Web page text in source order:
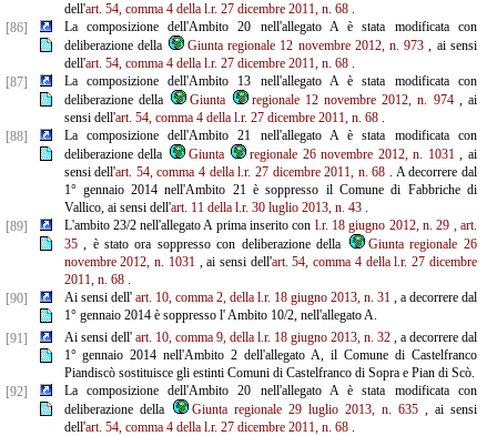
dell'art. 54, comma 4 della l.r. 27 dicembre 2011, n. 68.
[86]
La composizione dell'Ambito 20 nell'allegato A è stata modificata con
deliberazione della
Giunta regionale 12 novembre 2012, n. 973 , ai sensi
dell'art. 54, comma 4 della l.r. 27 dicembre 2011, n. 68.
[87]
La composizione dell'Ambito 13 nell'allegato A è stata modificata con
deliberazione della
Giunta regionale 12 novembre 2012, n. 974, ai
sensi dell'art. 54, comma 4 della l.r. 27 dicembre 2011, n. 68.
[88]
La composizione dell'Ambito 21 nell'allegato A è stata modificata con
deliberazione della
Giunta regionale 26 novembre 2012, n. 1031, ai
sensi dell'art. 54, comma 4 della l.r. 27 dicembre 2011, n. 68 . A decorrere dal
1° gennaio 2014 nell'Ambito 21 è soppresso il Comune di Fabbriche di
Vallico, ai sensi dell'art. 11 della l.r. 30 luglio 2013, n. 43.
[89]
L'ambito 23/2 nell'allegato A prima inserito con l.r. 18 giugno 2012, n. 29 , art.
35, è stato ora soppresso con deliberazione della
Giunta regionale 26
novembre 2012, n. 1031, ai sensi dell'art. 54, comma 4 della l.r. 27 dicembre
2011, n. 68.
[90]
Ai sensi dell' art. 10, comma 2, della l.r. 18 giugno 2013, n. 31, a decorrere dal
1° gennaio 2014 è soppresso l' Ambito 10/2, nell'allegato A.
[91]
Ai sensi dell' art. 10, comma 9, della l.r. 18 giugno 2013, n. 32, a decorrere dal
1° gennaio 2014 nell'Ambito 2 dell'allegato A, il Comune di Castelfranco
Piandiscò sostituisce gli estinti Comuni di Castelfranco di Sopra e Pian di Scò.
[92]
La composizione dell'Ambito 20 nell'allegato A è stata modificata con
deliberazione della
Giunta regionale 29 luglio 2013, n. 635, ai sensi
dell'art. 54, comma 4 della l.r. 27 dicembre 2011, n. 68.